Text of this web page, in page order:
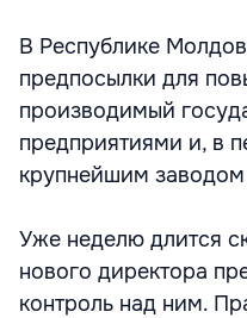
В Республике
предпосылки для
производимый
предприятиями и, в
крупнейшим
Уже неделю длится
нового директора
контроль над ним.